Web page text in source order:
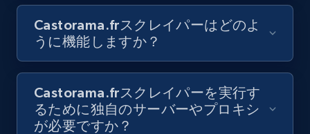
Youtube - Videos posts - Collect YouTube
posts by hashtags
URL, Title, Youtuber, Youtuber md5, Video url,
Video length, Likes, Views, and more.
8.1K+ 714+
Castorama.frスクレイパーはどのよ
うに機能しますか？
Castorama.frスクレイパーを実行す
るために独自のサーバーやプロキシ
が必要ですか？